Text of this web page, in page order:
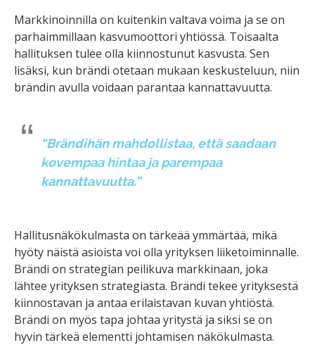
Markkinoinnilla on kuitenkin valtava voima ja se on
parhaimmillaan kasvumoottori yhtiössä. Toisaalta
hallituksen tulee olla kiinnostunut kasvusta. Sen
lisäksi, kun brändi otetaan mukaan keskusteluun, niin
brändin avulla voidaan parantaa kannattavuutta.
“Brändihän mahdollistaa, että saadaan
kovempaa hintaa ja parempaa
kannattavuutta.”
Hallitusnäkökulmasta on tärkeää ymmärtää, mikä
hyöty näistä asioista voi olla yrityksen liiketoiminnalle.
Brändi on strategian peilikuva markkinaan, joka
lähtee yrityksen strategiasta. Brändi tekee yrityksestä
kiinnostavan ja antaa erilaistavan kuvan yhtiöstä.
Brändi on myös tapa johtaa yritystä ja siksi se on
hyvin tärkeä elementti johtamisen näkökulmasta.